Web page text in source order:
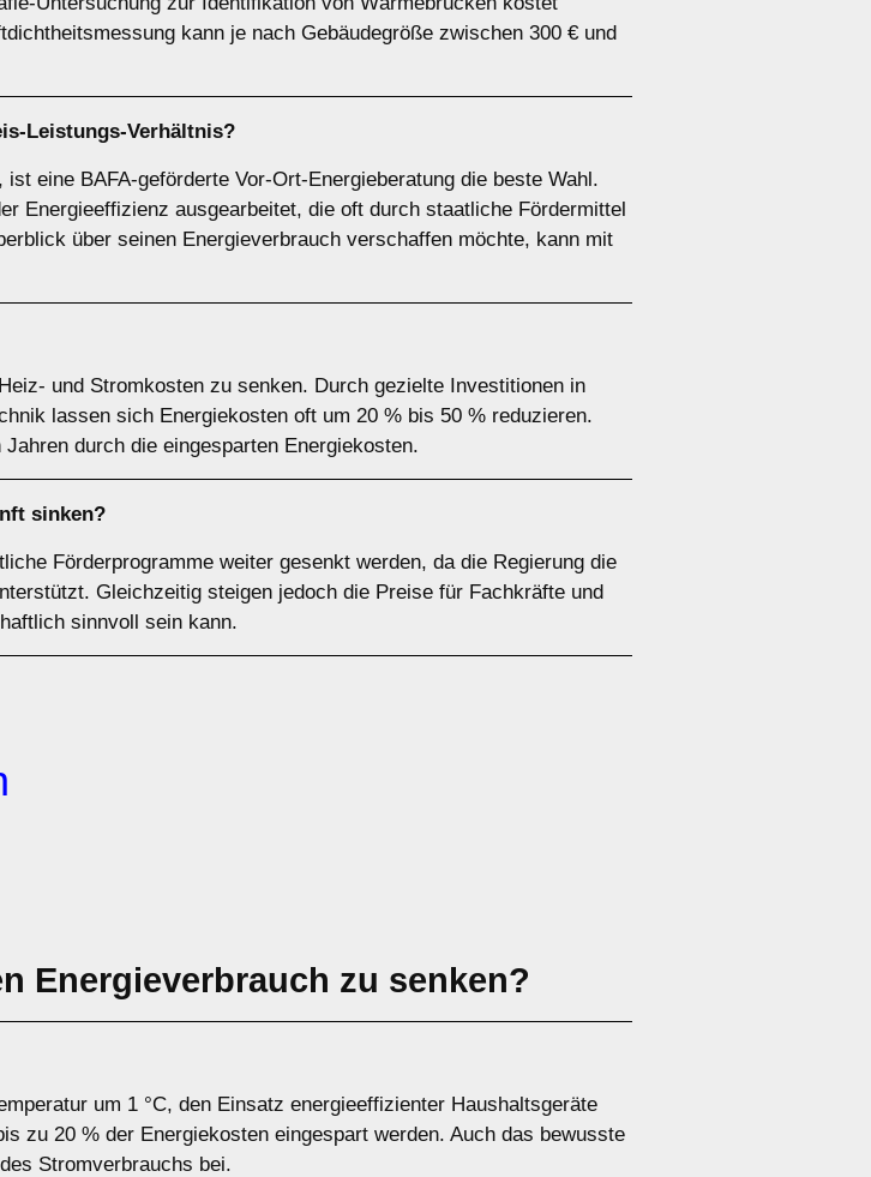
kann je nach Gebäudegröße zwischen 300 € und
Leistungs-Verhältnis?
eine BAFA-geförderte Vor-Ort-Energieberatung die beste Wahl.
Energieeffizienz ausgearbeitet, die oft durch staatliche Fördermittel
über seinen Energieverbrauch verschaffen möchte, kann mit
und Stromkosten zu senken. Durch gezielte Investitionen in
lassen sich Energiekosten oft um 20 % bis 50 % reduzieren.
durch die eingesparten Energiekosten.
sinken?
Förderprogramme weiter gesenkt werden, da die Regierung die
Gleichzeitig steigen jedoch die Preise für Fachkräfte und
sinnvoll sein kann.
Energieverbrauch zu senken?
um 1 °C, den Einsatz energieeffizienter Haushaltsgeräte
zu 20 % der Energiekosten eingespart werden. Auch das bewusste
Stromverbrauchs bei.